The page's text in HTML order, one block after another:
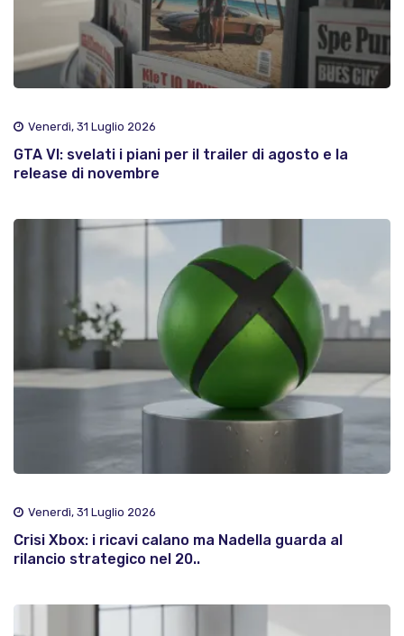
Venerdì, 31 Luglio 2026
GTA VI: svelati i piani per il trailer di agosto e la
release di novembre
Venerdì, 31 Luglio 2026
Crisi Xbox: i ricavi calano ma Nadella guarda al
rilancio strategico nel 20..